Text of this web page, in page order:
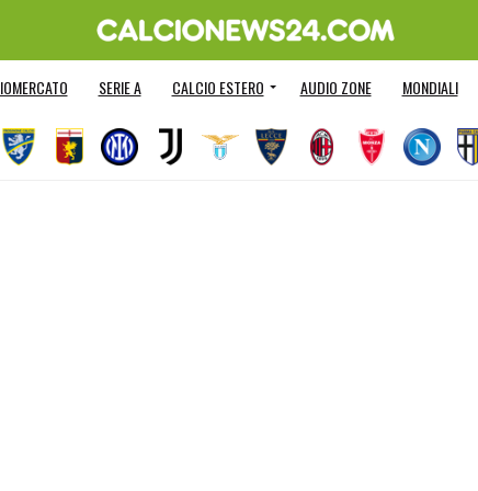
SERIE A CALCIO ESTERO AUDIO ZONE MONDIALI